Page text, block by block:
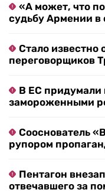
«А может, что
судьбу Армении в
Стало известно
переговорщиков
В ЕС придумали
замороженными
Сооснователь
рупором
Пентагон
отвечавшего за